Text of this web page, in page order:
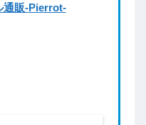
通販-Pierrot-